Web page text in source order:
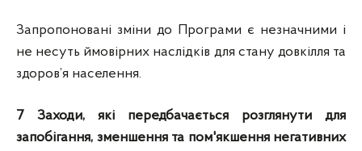
Запропоновані зміни до Програми є незначними і
не несуть ймовірних наслідків для стану довкілля та
здоров’я населення.
7 Заходи, які передбачається розглянути для
запобігання, зменшення та пом'якшення негативних